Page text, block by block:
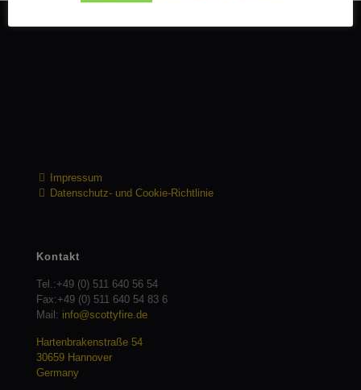
Impressum
Datenschutz- und Cookie-Richtlinie
Kontakt
Tel.:+49 (0) 511 640 56 54
Fax:+49 (0) 511 640 54 83 6
Mail: info@scottyfire.de
Hartenbrakenstraße 54
30659 Hannover
Germany